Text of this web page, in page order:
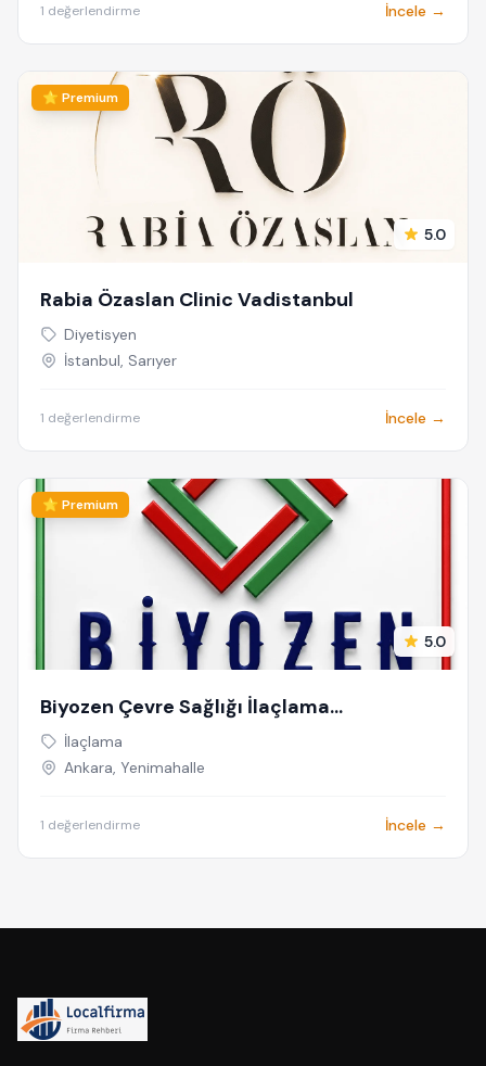
1 değerlendirme İncele →
⭐ Premium
5.0
Rabia Özaslan Clinic Vadistanbul
Diyetisyen
İstanbul, Sarıyer
1 değerlendirme İncele →
⭐ Premium
5.0
Biyozen Çevre Sağlığı İlaçlama
Dezenfeksiyon
İlaçlama
Ankara, Yenimahalle
1 değerlendirme İncele →